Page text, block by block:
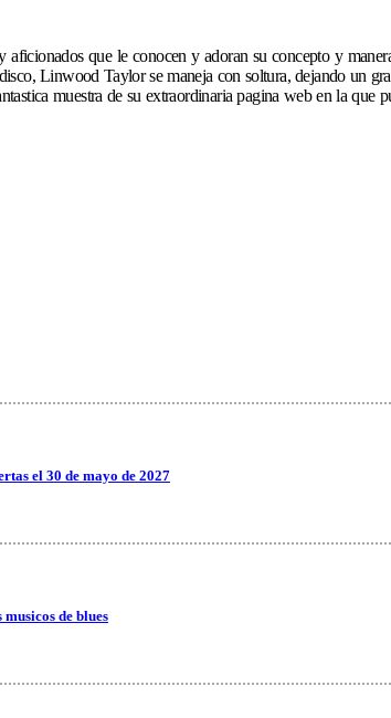
que le conocen y adoran su concepto y
Linwood Taylor se maneja con soltura, dejando un
muestra de su extraordinaria pagina web en la que
el 30 de mayo de 2027
de blues